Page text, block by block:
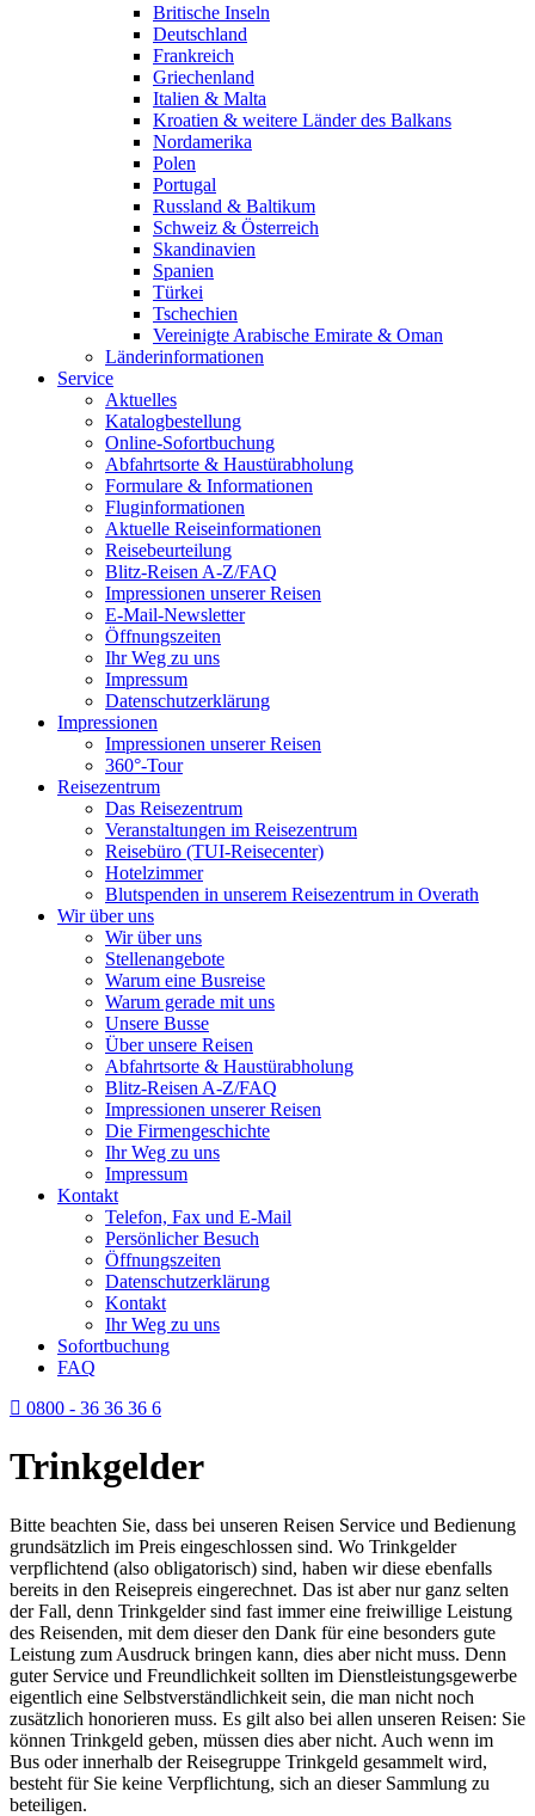
Britische Inseln
Deutschland
Frankreich
Griechenland
Italien & Malta
Kroatien & weitere Länder des Balkans
Nordamerika
Polen
Portugal
Russland & Baltikum
Schweiz & Österreich
Skandinavien
Spanien
Türkei
Tschechien
Vereinigte Arabische Emirate & Oman
Länderinformationen
Service
Aktuelles
Katalogbestellung
Online-Sofortbuchung
Abfahrtsorte & Haustürabholung
Formulare & Informationen
Fluginformationen
Aktuelle Reiseinformationen
Reisebeurteilung
Blitz-Reisen A-Z/FAQ
Impressionen unserer Reisen
E-Mail-Newsletter
Öffnungszeiten
Ihr Weg zu uns
Impressum
Datenschutzerklärung
Impressionen
Impressionen unserer Reisen
360°-Tour
Reisezentrum
Das Reisezentrum
Veranstaltungen im Reisezentrum
Reisebüro (TUI-Reisecenter)
Hotelzimmer
Blutspenden in unserem Reisezentrum in Overath
Wir über uns
Wir über uns
Stellenangebote
Warum eine Busreise
Warum gerade mit uns
Unsere Busse
Über unsere Reisen
Abfahrtsorte & Haustürabholung
Blitz-Reisen A-Z/FAQ
Impressionen unserer Reisen
Die Firmengeschichte
Ihr Weg zu uns
Impressum
Kontakt
Telefon, Fax und E-Mail
Persönlicher Besuch
Öffnungszeiten
Datenschutzerklärung
Kontakt
Ihr Weg zu uns
Sofortbuchung
FAQ
0800 - 36 36 36 6
Trinkgelder
Bitte beachten Sie, dass bei unseren Reisen Service und Bedienung
grundsätzlich im Preis eingeschlossen sind. Wo Trinkgelder
verpflichtend (also obligatorisch) sind, haben wir diese ebenfalls
bereits in den Reisepreis eingerechnet. Das ist aber nur ganz selten
der Fall, denn Trinkgelder sind fast immer eine freiwillige Leistung
des Reisenden, mit dem dieser den Dank für eine besonders gute
Leistung zum Ausdruck bringen kann, dies aber nicht muss. Denn
guter Service und Freundlichkeit sollten im Dienstleistungsgewerbe
eigentlich eine Selbstverständlichkeit sein, die man nicht noch
zusätzlich honorieren muss. Es gilt also bei allen unseren Reisen: Sie
können Trinkgeld geben, müssen dies aber nicht. Auch wenn im
Bus oder innerhalb der Reisegruppe Trinkgeld gesammelt wird,
besteht für Sie keine Verpflichtung, sich an dieser Sammlung zu
beteiligen.